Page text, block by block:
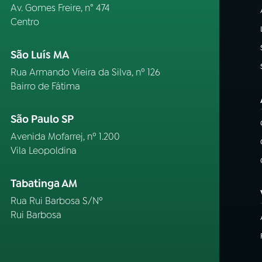
Av. Gomes Freire, n° 474
Centro
São Luís MA
Rua Armando Vieira da Silva, nº 126
Bairro de Fátima
São Paulo SP
Avenida Mofarrej, nº 1.200
Vila Leopoldina
Tabatinga AM
Rua Rui Barbosa S/Nº
Rui Barbosa